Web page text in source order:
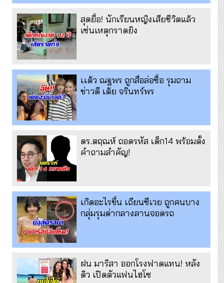
สุดยื้อ! นักเรียนหญิงเสียชีวิตแล้ว
เซ่นเหตุกราดยิง
เเต้ว ณฐพร ถูกสื่อล่อซื้อ รุมถาม
ข่าวดี เต้ย จรินทร์พร
ดร.ตฤณห์ ถอดรหัส เด็ก14 พร้อมตั้ง
คำถามสำคัญ!
เกิดอะไรขึ้น เถียนซีเวย ถูกคนบาง
กลุ่มรุมด่ากลางลานจอดรถ
ฝน มาริสา ออกโรงฟาดแทน! หลัง
ดิว เปิดตัวแฟนไฮโซ